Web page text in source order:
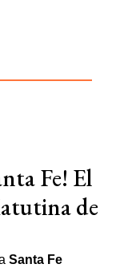
Fe! El
de
Santa Fe